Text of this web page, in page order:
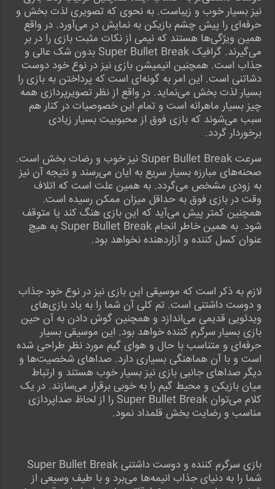
نیز بسیار خوب و زیباست. به نحوی که تصویری لذت بخش و
حرفه‌ای را پیش چشم بازیکن به نمایش در می‌آورد. در واقع
همین ویژگی‌ها هستند که نیمی از نکات مثبت بازی را در بر
می‌گیرند. گرافیک Super Bullet Break بدون شک عالی و
جذاب است. همچنین انیمیشن بازی نیز در نوع خود دوست
دشاتنی است. این امر به گونه‌ای است که پرداختن به بازی را
بسیار لذت بخش می‌نماید. در واقع از نظر تصویرپردازی همه
چیز بسیار ماهرانه است و تمام این خصوصیات در کنار هم
سبب می‌شوند که بازی فوق از محبوبیت بسیار زیادی
برخوردار گردد.
سرعت Super Bullet Break نیز خوب و رضات بخش است.
صحنه‌های مبارزه بسیار سریع به ایان می‌رسند و نتیجه آن نیز
به زودی مشخص می‌گردد. به همین علت است که اتلاف
وقت در بازی فوق به حداقل میزان ممکن رسیده است.
همچنین کمتر پیش می‌آید که این بازی هنگ کند یا متوقف
شود. به همین خاطر انجام Super Bullet Break به هیچ
عنوان کسل کننده و آزاردهنده نخواهد بود.
لازم به ذکر است که موسیقی این بازی نیز در نوع خود جذاب
و دوست داشتنی است. تم کلی آن شما را به یاد بازی‌های
ویدئویی قدیمی می‌اندازد و همچنین گوش دادن به آن حین
بازی بسیار سرگرم کننده خواهد بود. این موسیقی بسیار
حرفه‌ای و متناسب با حال و هوای گیم مورد نظر طراحی شده
است و با آن هماهنگی بسیاری دارد. صداهای شخصیت‌ها و
دیگر صداهای جانبی بازی نیز بسیار خوب هستند و ارتباط
میان بازیکن و محیط گیم را به خوبی برقرار می‌سازند. در یک
کلام می‌توان Super Bullet Break را از لحاظ صداپردازی
مناسب و رضایت بخش قلمداد نمود.
بازی سرگرم کننده و دوست داشتنی Super Bullet Break
شما را به دنیای جذاب انیمه‌ها می‌برد و با طیف وسیعی از